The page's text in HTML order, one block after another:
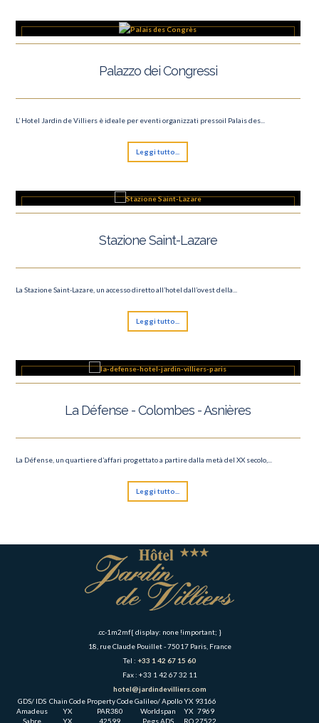
Palazzo dei Congressi
L’ Hotel Jardin de Villiers è ideale per eventi organizzati pressoil Palais des...
Leggi tutto...
Stazione Saint-Lazare
La Stazione Saint-Lazare, un accesso diretto all’hotel dall’ovest della...
Leggi tutto...
La Défense - Colombes - Asnières
La Défense, un quartiere d’affari progettato a partire dalla metà del XX secolo,...
Leggi tutto...
.cc-1m2mf{ display: none !important; }
18, rue Claude Pouillet - 75017 Paris, France
Tel : +33 1 42 67 15 60
Fax : +33 1 42 67 32 11
hotel@jardindevilliers.com
GDS/ IDS Chain Code Property CodeGalileo/ Apollo YX 93166
Amadeus
YX PAR380 Worldspan YX 7969
Sabre
YX 42599 Pegs ADS RO27522